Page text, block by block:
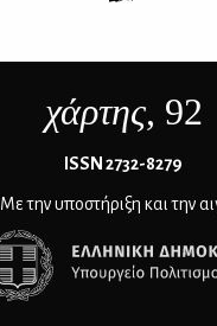
χάρτης, 92
ΙSSN 2732-8279
Με την υποστήριξη και την